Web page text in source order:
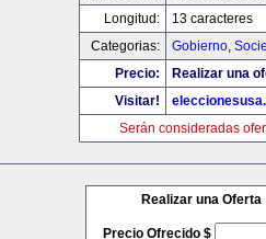
Longitud:
13 caracteres
Categorias:
Gobierno,
Precio:
Realizar una
Visitar!
Serán consideradas
Realizar una Oferta
Precio Ofrecido $